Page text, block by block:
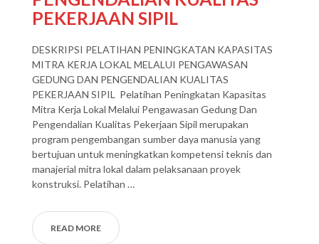
PEKERJAAN SIPIL
DESKRIPSI PELATIHAN PENINGKATAN KAPASITAS
MITRA KERJA LOKAL MELALUI PENGAWASAN
GEDUNG DAN PENGENDALIAN KUALITAS
PEKERJAAN SIPIL Pelatihan Peningkatan Kapasitas
Mitra Kerja Lokal Melalui Pengawasan Gedung Dan
Pengendalian Kualitas Pekerjaan Sipil merupakan
program pengembangan sumber daya manusia yang
bertujuan untuk meningkatkan kompetensi teknis dan
manajerial mitra lokal dalam pelaksanaan proyek
konstruksi. Pelatihan …
READ MORE